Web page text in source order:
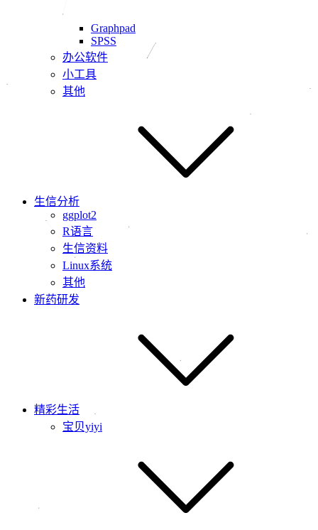
Graphpad
SPSS
办公软件
小工具
其他
生信分析
ggplot2
R语言
生信资料
Linux系统
其他
新药研发
精彩生活
宝贝yiyi